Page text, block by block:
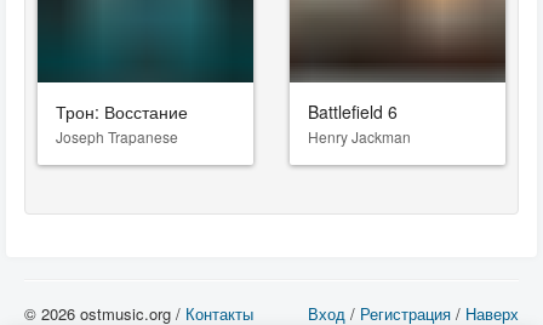
Трон: Восстание
Joseph Trapanese
Battlefield 6
Henry Jackman
Вход / Регистрация / Наверх
© 2026 ostmusic.org / Контакты